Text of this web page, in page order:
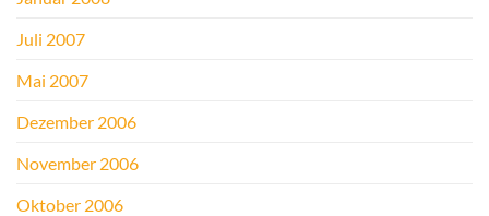
Juli 2007
Mai 2007
Dezember 2006
November 2006
Oktober 2006